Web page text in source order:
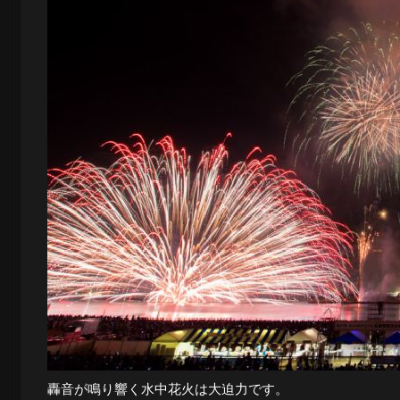
轟音が鳴り響く水中花火は大迫力です。